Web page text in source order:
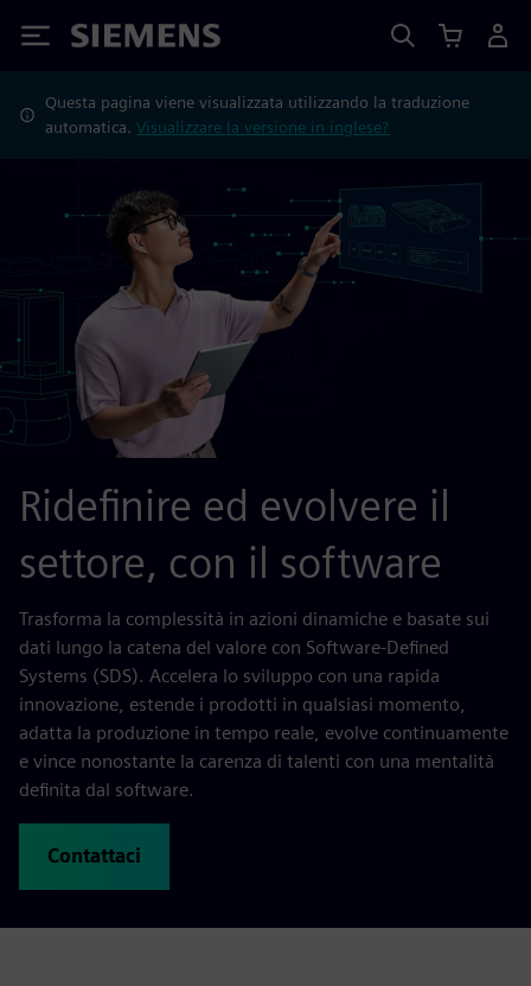
Siemens
Questa pagina viene visualizzata utilizzando la traduzione
automatica.Visualizzare la versione in inglese?
Ridefinire ed evolvere il
settore, con il software
Trasforma la complessità in azioni dinamiche e basate sui
dati lungo la catena del valore con Software-Defined
Systems (SDS). Accelera lo sviluppo con una rapida
innovazione, estende i prodotti in qualsiasi momento,
adatta la produzione in tempo reale, evolve continuamente
e vince nonostante la carenza di talenti con una mentalità
definita dal software.
Contattaci